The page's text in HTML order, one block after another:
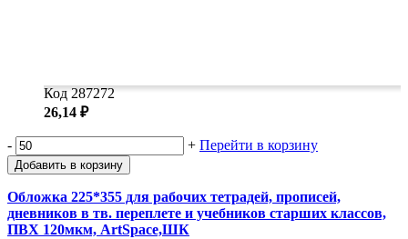
Код 287272
26,14 ₽
- + Перейти в корзину
Добавить в корзину
Обложка 225*355 для рабочих тетрадей, прописей,
дневников в тв. переплете и учебников старших классов,
ПВХ 120мкм, ArtSpace,ШК